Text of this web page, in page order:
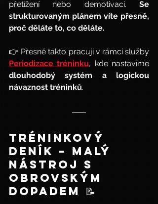
přetížení nebo demotivaci. Se
strukturovaným plánem víte přesně,
proč děláte to, co děláte.
Periodizace tréninku
dlouhodobý systém a logickou
návaznost tréninků.
Tréninkový
deník – malý
nástroj s
obrovským
dopadem 📝